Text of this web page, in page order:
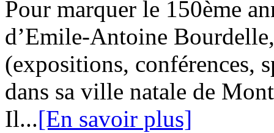
Pour marquer le 150ème
d’Emile-Antoine
(expositions, conférences,
dans sa ville natale de
Il...[En savoir plus]